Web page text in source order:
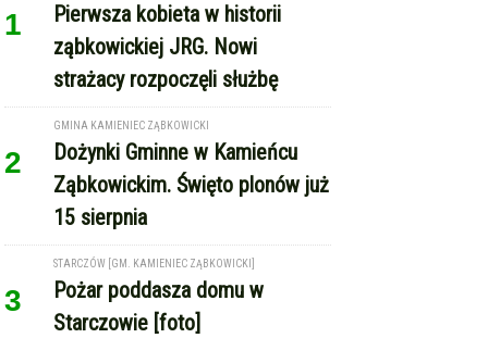
1
Pierwsza kobieta w historii
ząbkowickiej JRG. Nowi
strażacy rozpoczęli służbę
2
GMINA KAMIENIEC ZĄBKOWICKI
Dożynki Gminne w Kamieńcu
Ząbkowickim. Święto plonów już
15 sierpnia
3
STARCZÓW [GM. KAMIENIEC ZĄBKOWICKI]
Pożar poddasza domu w
Starczowie [foto]